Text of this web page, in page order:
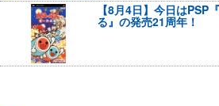
【8月4日】今日はPSP
る』の発売21周年！